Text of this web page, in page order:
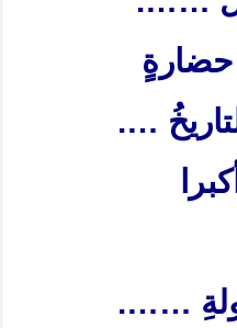
حضارةٍ
….
…….